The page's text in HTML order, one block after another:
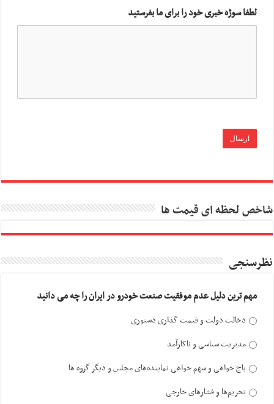
لطفا سوژه خبری خود را برای ما بفرستید
شاخص لحظه ای قیمت ها
نظرسنجی
مهم ترین دلیل عدم موفقیت صنعت خودرو در ایران را چه می دانید
دخالت دولت و قیمت گذاری دستوری
مدیریت سیاسی و ناکارآمد
باج خواهی و سهم خواهی نماینده‌های مجلس و دیگر گروه ها
تحریم‌ها و فشارهای خارجی